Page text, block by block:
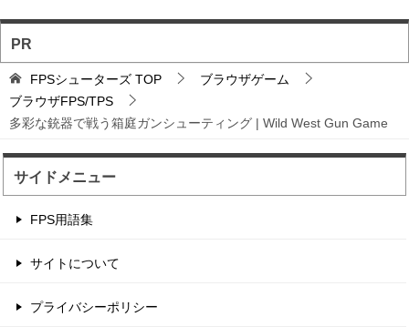
バトロワFPS対戦ゲ...
輸送機からパラシュート落下から始まるバトロワ
FPS。
2つのチームに別れてデスマッチ形式のフラッグ
PR
FPSシューターズ TOP
ブラウザゲーム
ブラウザFPS/TPS
多彩な銃器で戦う箱庭ガンシューティング | Wild West Gun Game
サイドメニュー
FPS用語集
サイトについて
プライバシーポリシー